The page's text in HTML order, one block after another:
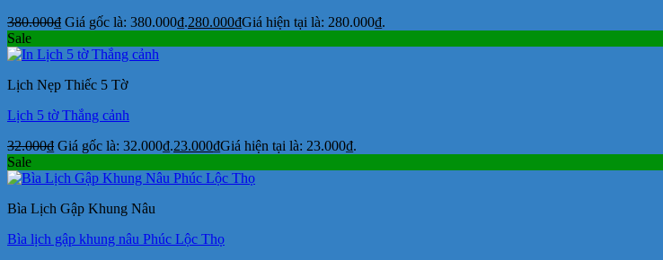
380.000₫ Giá gốc là: 380.000₫.280.000₫Giá hiện tại là: 280.000₫.
Sale
Lịch Nẹp Thiếc 5 Tờ
Lịch 5 tờ Thắng cảnh
32.000₫ Giá gốc là: 32.000₫.23.000₫Giá hiện tại là: 23.000₫.
Sale
Bìa Lịch Gập Khung Nâu
Bìa lịch gập khung nâu Phúc Lộc Thọ